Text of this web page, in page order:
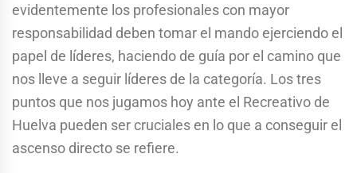
evidentemente los profesionales con mayor
responsabilidad deben tomar el mando ejerciendo el
papel de líderes, haciendo de guía por el camino que
nos lleve a seguir líderes de la categoría. Los tres
puntos que nos jugamos hoy ante el Recreativo de
Huelva pueden ser cruciales en lo que a conseguir el
ascenso directo se refiere.